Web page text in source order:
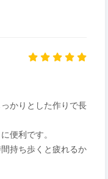
かりとした作りで長
便利です。
持ち歩くと疲れるか